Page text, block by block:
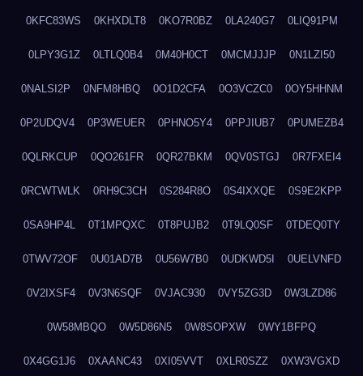
0KFC83WS 0KHXDLT8 0KO7R0BZ 0LA240G7 0LIQ91PM
0LPY3G1Z 0LTLQ0B4 0M40H0CT 0MCMJJJP 0N1LZI50
0NALSI2P 0NFM8HBQ 0O1D2CFA 0O3VCZC0 0OY5HHNM
0P2UDQV4 0P3WEUER 0PHNO5Y4 0PPJIUB7 0PUMEZB4
0QLRKCUP 0QO261FR 0QR27BKM 0QV0STGJ 0R7FXEI4
0RCWTWLK 0RH9C3CH 0S284R8O 0S4IXXQE 0S9E2KPP
0SA9HP4L 0T1MPQXC 0T8PUJB2 0T9LQ0SF 0TDEQ0TY
0TWV72OF 0U01AD7B 0U56W7B0 0UDKWD5I 0UELVNFD
0V2IXSF4 0V3N6SQF 0VJAC930 0VY5ZG3D 0W3LZD86
0W58MBQO 0W5D86N5 0W8SOPXW 0WY1BFPQ
0X4GG1J6 0XAANC43 0XI05VVT 0XLR0SZZ 0XW3VGXD